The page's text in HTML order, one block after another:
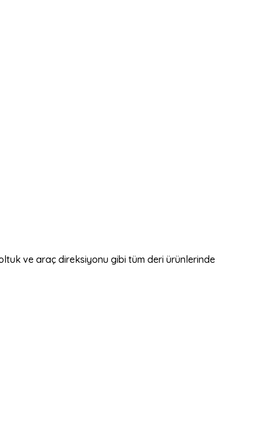
ve araç direksiyonu gibi tüm deri ürünlerinde